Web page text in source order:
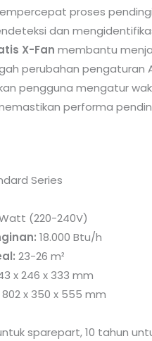
proses
dan
X-Fan membantu
perubahan pengaturan
pengguna mengatur
performa
Series
(220-240V)
18.000 Btu/h
23-26 m²
x 246 x 333 mm
802 x 350 x 555 mm
sparepart, 10 tahun